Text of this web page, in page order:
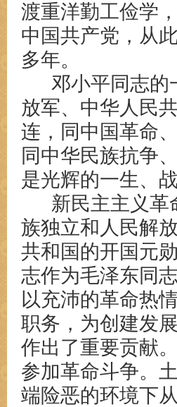
渡重洋勤工俭学
中国共产党，从
多年。
邓小平同志的
放军、中华人民
连，同中国革命
同中华民族抗争
是光辉的一生、
新民主主义革
族独立和人民解
共和国的开国元
志作为毛泽东同
以充沛的革命热
职务，为创建发
作出了重要贡献
参加革命斗争。
端险恶的环境下